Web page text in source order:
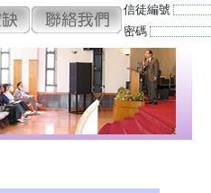
信徒編號
密碼